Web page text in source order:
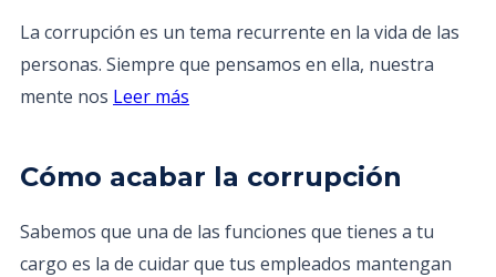
La corrupción es un tema recurrente en la vida de las
personas. Siempre que pensamos en ella, nuestra
mente nos Leer más
Cómo acabar la corrupción
Sabemos que una de las funciones que tienes a tu
cargo es la de cuidar que tus empleados mantengan